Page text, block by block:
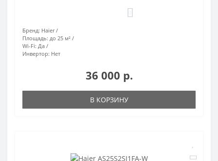
Бренд: Haier
Площадь: до 25 м²
Wi-Fi: Да
Инвертор: Нет
36 000 р.
В КОРЗИНУ